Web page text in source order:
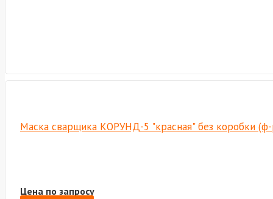
Маска сварщика КОРУНД-5 "красная" без коробки
Цена по запросу